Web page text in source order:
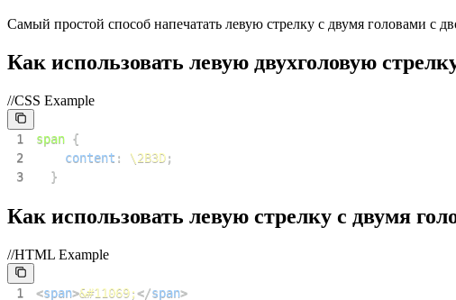
Самый простой способ напечатать левую стрелку с двумя головами с
Как использовать левую двухголовую
//CSS Example
1 span {
2
content : \2B3D;
3
}
Как использовать левую стрелку с двумя
//HTML Example
1 <span>&#11069;</span>